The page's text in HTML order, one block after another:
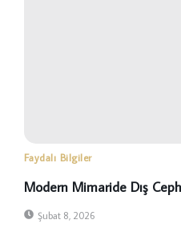
Faydalı Bilgiler
Modern Mimaride Dış
Şubat 8, 2026